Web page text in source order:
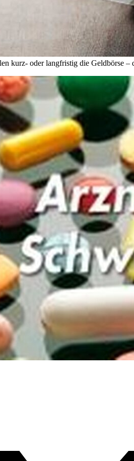
kurz- oder langfristig die Geldbörse –